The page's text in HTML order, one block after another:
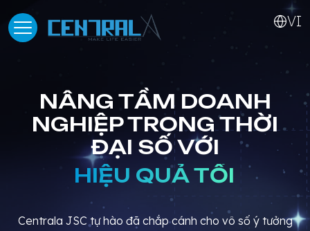
VI
NÂNG TẦM DOANH
NGHIỆPTRONG THỜI
ĐẠI SỐ VỚI
GIẢ
Centrala JSC tự hào đã chắp cánh cho vô số ý tưởng